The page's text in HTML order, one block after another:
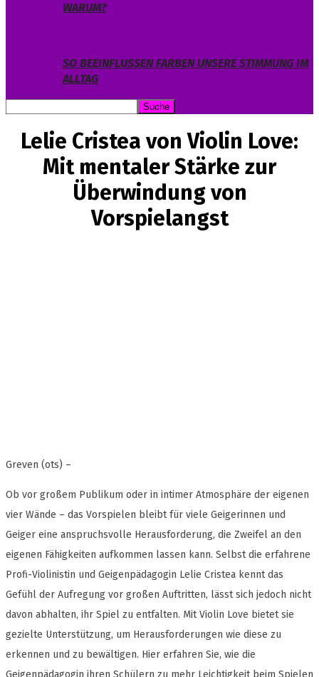
WARUM?
SO BEEINFLUSSEN FARBEN UNSERE STIMMUNG IM
ALLTAG
Lelie Cristea von Violin Love:
Mit mentaler Stärke zur
Überwindung von
Vorspielangst
Greven (ots) –
Ob vor großem Publikum oder in intimer Atmosphäre der eigenen
vier Wände – das Vorspielen bleibt für viele Geigerinnen und
Geiger eine anspruchsvolle Herausforderung, die Zweifel an den
eigenen Fähigkeiten aufkommen lassen kann. Selbst die erfahrene
Profi-Violinistin und Geigenpädagogin Lelie Cristea kennt das
Gefühl der Aufregung vor großen Auftritten, lässt sich jedoch nicht
davon abhalten, ihr Spiel zu entfalten. Mit Violin Love bietet sie
gezielte Unterstützung, um Herausforderungen wie diese zu
erkennen und zu bewältigen. Hier erfahren Sie, wie die